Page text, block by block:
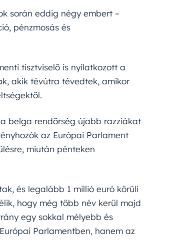
során eddig négy embert –
pénzmosás és
tisztviselő is nyilatkozott a
akik tévútra tévedtek, amikor
belga rendőrség újabb razziákat
az Európai Parlament
miután pénteken
és legalább 1 millió euró körüli
hogy még több név kerül majd
egy sokkal mélyebb és
Parlamentben, hanem az